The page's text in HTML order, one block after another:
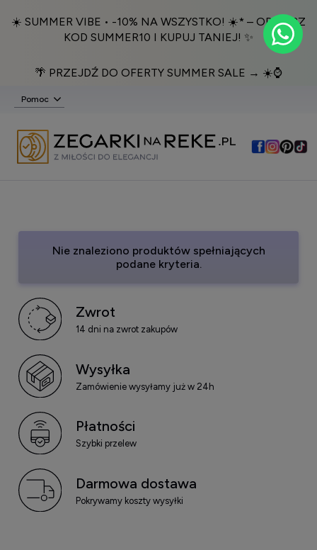
☀️ SUMMER VIBE • -10% NA WSZYSTKO! ☀️* – ODBIERZ
KOD SUMMER10 I KUPUJ TANIEJ! ✨
🌴 PRZEJDŹ DO OFERTY SUMMER SALE → ☀️⌚️
Pomoc
Nie znaleziono produktów spełniających
podane kryteria.
Zwrot
14 dni na zwrot zakupów
Wysyłka
Zamówienie wysyłamy już w 24h
Płatności
Szybki przelew
Darmowa dostawa
Pokrywamy koszty wysyłki